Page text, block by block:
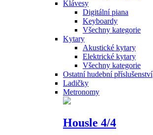
Klávesy
Digitální piana
Keyboardy
Všechny kategorie
Kytary
Akustické kytary
Elektrické kytary
Všechny kategorie
Ostatní hudební příslušenství
Ladičky
Metronomy
Housle 4/4